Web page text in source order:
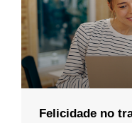
Felicidade no